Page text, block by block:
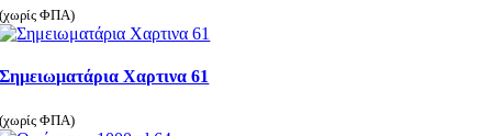
(χωρίς ΦΠΑ)
Σημειωματάρια Χαρτινα 61
(χωρίς ΦΠΑ)